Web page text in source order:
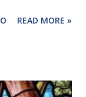
ni la vida, ni
Comentario
READ MORE »